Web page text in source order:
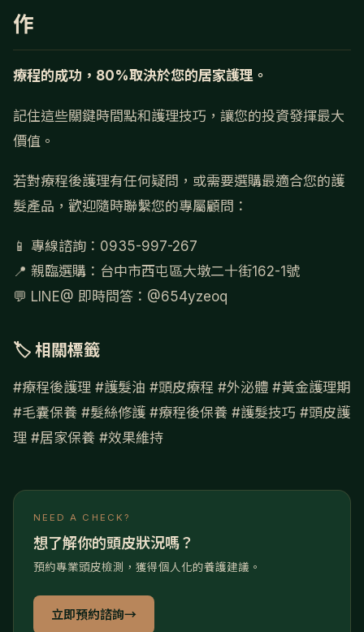
作
療程的成功，80%取決於您的居家護理。
記住這些關鍵時間點和護理技巧，讓您的投資發揮最大
價值。
若對療程後護理有任何疑問，或需要選購最適合您的護
髮產品，歡迎隨時聯繫您的專屬顧問：
📱 專線諮詢：0935-997-267
📍 親臨選購：台中市西屯區大墩二十街162-1號
💬 LINE@ 即時問答：@654yzeoq
🏷 相關標籤
#療程後護理 #護髮油 #頭皮療程 #外泌體 #黃金護理期
#毛囊保養 #髮絲修護 #療程後保養 #護髮技巧 #頭皮護
理 #居家保養 #效果維持
NEED A CHECK?
想了解你的頭皮狀況嗎？
預約專業頭皮檢測，獲得個人化的養護建議。
立即預約諮詢→